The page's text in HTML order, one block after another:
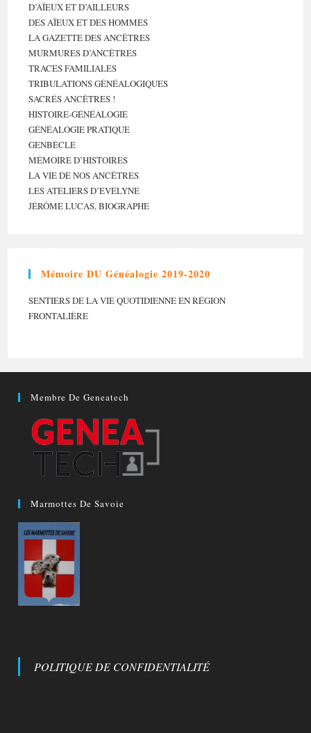
D’AÏEUX ET D’AILLEURS
DES AÏEUX ET DES HOMMES
LA GAZETTE DES ANCÊTRES
MURMURES D’ANCÊTRES
TRACES FAMILIALES
TRIBULATIONS GÉNÉALOGIQUES
SACRÉS ANCÊTRES !
HISTOIRE-GÉNÉALOGIE
GÉNÉALOGIE PRATIQUE
GENBÈCLE
MÉMOIRE D’HISTOIRES
LA VIE DE NOS ANCÊTRES
LES ATELIERS D’EVELYNE
JÉRÔME LUCAS, BIOGRAPHE
Mémoire DU Généalogie 2019-2020
SENTIERS DE LA VIE QUOTIDIENNE EN RÉGION
FRONTALIÈRE
Membre De Geneatech
Marmottes De Savoie
POLITIQUE DE CONFIDENTIALITÉ